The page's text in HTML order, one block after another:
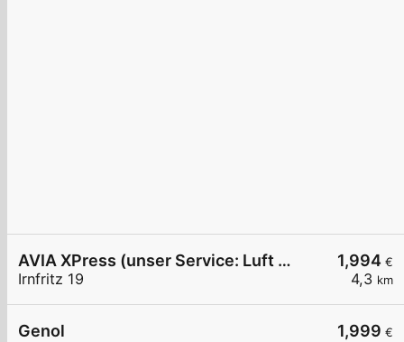
1,994 €
4,3 km
AVIA XPress (unser Service: Luft und Wasser)
Irnfritz 19
1,999 €
Genol